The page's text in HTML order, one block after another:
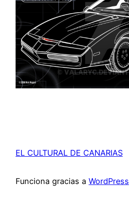
EL CULTURAL DE CANARIAS
Funciona gracias a WordPress